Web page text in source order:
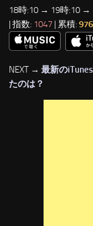
18時:10 → 19時:10
| 指数: 1047 | 累積:
NEXT → 最新の
たのは？